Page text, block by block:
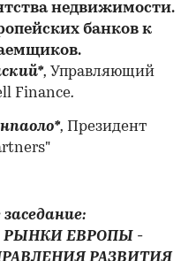
недвижимости.
банков к
, Управляющий
Finance.
, Президент
РЫНКИ ЕВРОПЫ -
РАЗВИТИЯ